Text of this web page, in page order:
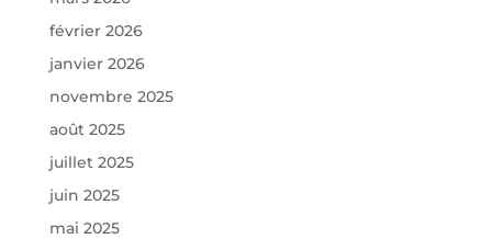
février 2026
janvier 2026
novembre 2025
août 2025
juillet 2025
juin 2025
mai 2025